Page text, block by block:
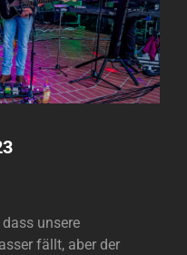
unsere
fällt, aber der